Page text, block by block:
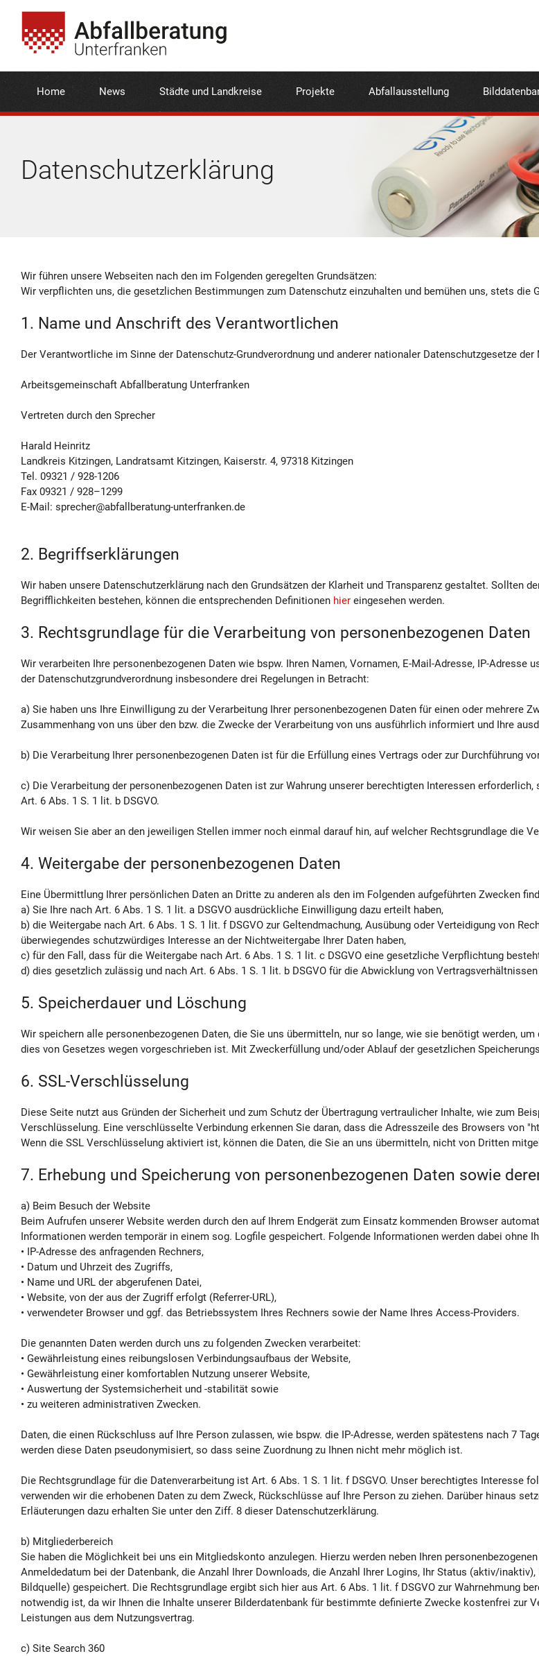
Home News Städte und Landkreise Projekte Abfallausstellung
Datenschutzerklärung
Wir führen unsere Webseiten nach den im Folgenden geregelten Grundsätzen:
Wir verpflichten uns, die gesetzlichen Bestimmungen zum Datenschutz einzuhalten und bemühen uns, stets
1. Name und Anschrift des Verantwortlichen
Der Verantwortliche im Sinne der Datenschutz-Grundverordnung und anderer nationaler Datenschutzgesetze
Arbeitsgemeinschaft Abfallberatung Unterfranken
Vertreten durch den Sprecher
Harald Heinritz
Landkreis Kitzingen, Landratsamt Kitzingen, Kaiserstr. 4, 97318 Kitzingen
Tel. 09321 / 928-1206
Fax 09321 / 928–1299
E-Mail: sprecher@abfallberatung-unterfranken.de
2. Begriffserklärungen
Wir haben unsere Datenschutzerklärung nach den Grundsätzen der Klarheit und Transparenz gestaltet. Sollten
Begrifflichkeiten bestehen, können die entsprechenden Definitionen hier eingesehen werden.
3. Rechtsgrundlage für die Verarbeitung von personenbezogenen Daten
Wir verarbeiten Ihre personenbezogenen Daten wie bspw. Ihren Namen, Vornamen, E-Mail-Adresse, IP-
der Datenschutzgrundverordnung insbesondere drei Regelungen in Betracht:
a) Sie haben uns Ihre Einwilligung zu der Verarbeitung Ihrer personenbezogenen Daten für einen oder mehrere
Zusammenhang von uns über den bzw. die Zwecke der Verarbeitung von uns ausführlich informiert und Ihre
b) Die Verarbeitung Ihrer personenbezogenen Daten ist für die Erfüllung eines Vertrags oder zur Durchführung
c) Die Verarbeitung der personenbezogenen Daten ist zur Wahrung unserer berechtigten Interessen
Art. 6 Abs. 1 S. 1 lit. b DSGVO.
Wir weisen Sie aber an den jeweiligen Stellen immer noch einmal darauf hin, auf welcher Rechtsgrundlage die
4. Weitergabe der personenbezogenen Daten
Eine Übermittlung Ihrer persönlichen Daten an Dritte zu anderen als den im Folgenden aufgeführten Zwecken
a) Sie Ihre nach Art. 6 Abs. 1 S. 1 lit. a DSGVO ausdrückliche Einwilligung dazu erteilt haben,
b) die Weitergabe nach Art. 6 Abs. 1 S. 1 lit. f DSGVO zur Geltendmachung, Ausübung oder Verteidigung von
überwiegendes schutzwürdiges Interesse an der Nichtweitergabe Ihrer Daten haben,
c) für den Fall, dass für die Weitergabe nach Art. 6 Abs. 1 S. 1 lit. c DSGVO eine gesetzliche Verpflichtung
d) dies gesetzlich zulässig und nach Art. 6 Abs. 1 S. 1 lit. b DSGVO für die Abwicklung von
5. Speicherdauer und Löschung
Wir speichern alle personenbezogenen Daten, die Sie uns übermitteln, nur so lange, wie sie benötigt werden,
dies von Gesetzes wegen vorgeschrieben ist. Mit Zweckerfüllung und/oder Ablauf der gesetzlichen
6. SSL-Verschlüsselung
Diese Seite nutzt aus Gründen der Sicherheit und zum Schutz der Übertragung vertraulicher Inhalte, wie zum
Verschlüsselung. Eine verschlüsselte Verbindung erkennen Sie daran, dass die Adresszeile des Browsers von
Wenn die SSL Verschlüsselung aktiviert ist, können die Daten, die Sie an uns übermitteln, nicht von Dritten
7. Erhebung und Speicherung von personenbezogenen Daten sowie
a) Beim Besuch der Website
Beim Aufrufen unserer Website werden durch den auf Ihrem Endgerät zum Einsatz kommenden Browser
Informationen werden temporär in einem sog. Logfile gespeichert. Folgende Informationen werden dabei ohne
• IP-Adresse des anfragenden Rechners,
• Datum und Uhrzeit des Zugriffs,
• Name und URL der abgerufenen Datei,
• Website, von der aus der Zugriff erfolgt (Referrer-URL),
• verwendeter Browser und ggf. das Betriebssystem Ihres Rechners sowie der Name Ihres Access-Providers.
Die genannten Daten werden durch uns zu folgenden Zwecken verarbeitet:
• Gewährleistung eines reibungslosen Verbindungsaufbaus der Website,
• Gewährleistung einer komfortablen Nutzung unserer Website,
• Auswertung der Systemsicherheit und -stabilität sowie
• zu weiteren administrativen Zwecken.
Daten, die einen Rückschluss auf Ihre Person zulassen, wie bspw. die IP-Adresse, werden spätestens nach 7
werden diese Daten pseudonymisiert, so dass seine Zuordnung zu Ihnen nicht mehr möglich ist.
Die Rechtsgrundlage für die Datenverarbeitung ist Art. 6 Abs. 1 S. 1 lit. f DSGVO. Unser berechtigtes Interesse
verwenden wir die erhobenen Daten zu dem Zweck, Rückschlüsse auf Ihre Person zu ziehen. Darüber hinaus
Erläuterungen dazu erhalten Sie unter den Ziff. 8 dieser Datenschutzerklärung.
b) Mitgliederbereich
Sie haben die Möglichkeit bei uns ein Mitgliedskonto anzulegen. Hierzu werden neben Ihren
Anmeldedatum bei der Datenbank, die Anzahl Ihrer Downloads, die Anzahl Ihrer Logins, Ihr Status (aktiv/
Bildquelle) gespeichert. Die Rechtsgrundlage ergibt sich hier aus Art. 6 Abs. 1 lit. f DSGVO zur Wahrnehmung
notwendig ist, da wir Ihnen die Inhalte unserer Bilderdatenbank für bestimmte definierte Zwecke kostenfrei zur
Leistungen aus dem Nutzungsvertrag.
c) Site Search 360